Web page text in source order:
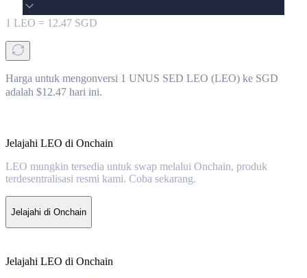
1 LEO = 12.47 SGD
Harga untuk mengonversi 1 UNUS SED LEO (LEO) ke SGD
adalah $12.47 hari ini.
Jelajahi LEO di Onchain
LEO mungkin tersedia untuk swap melalui Onchain, produk
terdesentralisasi resmi kami. Coba sekarang.
Jelajahi di Onchain
Jelajahi LEO di Onchain